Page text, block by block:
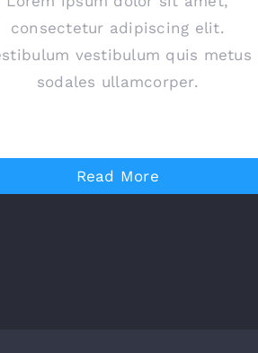
consectetur adipiscing elit.
vestibulum quis metus
sodales ullamcorper.
Read More